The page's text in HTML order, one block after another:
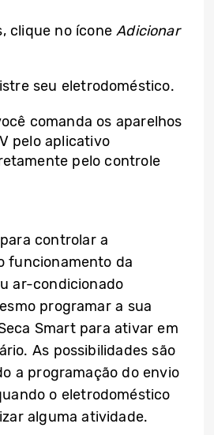
clique no íconeAdicionar
seu eletrodoméstico.
comanda os aparelhos
pelo aplicativo
pelo controle
controlar a
funcionamento da
ar-condicionado
programar a sua
Smart para ativar em
As possibilidades são
a programação do envio
o eletrodoméstico
alguma atividade.